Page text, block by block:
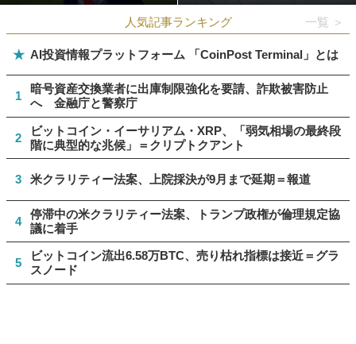
人気記事ランキング 一覧 ＞
★ AI投資情報プラットフォーム 「CoinPost Terminal」とは
1
暗号資産交換業者に出庫制限強化を要請、詐欺被害防止
へ 金融庁と警察庁
2
ビットコイン・イーサリアム・XRP、「弱気相場の最終段
階に典型的な兆候」＝クリプトクアント
3 米クラリティー法案、上院採決が9月まで延期＝報道
4
停滞中の米クラリティー法案、トランプ政権が倫理規定協
議に着手
5
ビットコイン流出6.58万BTC、売り枯れ指標は接近＝グラ
スノード